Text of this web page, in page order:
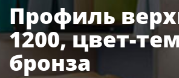
Профиль
1200, цвет-
бронза